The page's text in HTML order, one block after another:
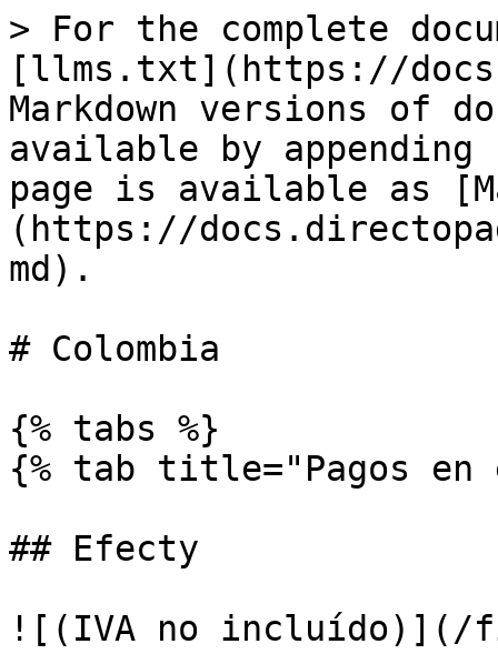
> For the complete
[llms.txt](https://
Markdown versions of
available by
page is available as
(https://
md).
# Colombia
{% tabs %}
{% tab title="Pagos en
## Efecty
![(IVA no incluído)](/